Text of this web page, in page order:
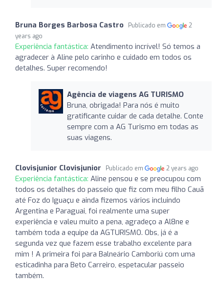
Bruna Borges Barbosa Castro Publicado em
2
years ago
Experiência fantástica: Atendimento incrível! Só temos a
agradecer à Aline pelo carinho e cuidado em todos os
detalhes. Super recomendo!
Agência de viagens AG TURISMO
Bruna, obrigada! Para nós é muito
gratificante cuidar de cada detalhe. Conte
sempre com a AG Turismo em todas as
suas viagens.
Clovisjunior Clovisjunior Publicado em 2 years ago
Experiência fantástica: Aline pensou e se preocupou com
todos os detalhes do passeio que fiz com meu filho Cauã
até Foz do Iguaçu e ainda fizemos vários incluindo
Argentina e Paraguai, foi realmente uma super
experiência e valeu muito a pena, agradeço a Al8ne e
também toda a equipe da AGTURISMO. Obs, já é a
segunda vez que fazem esse trabalho excelente para
mim ! A primeira foi para Balneário Camboriú com uma
esticadinha para Beto Carreiro, espetacular passeio
também.